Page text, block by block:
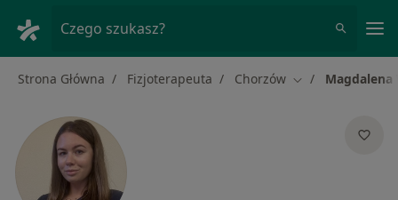
Czego szukasz?
Strona Główna Fizjoterapeuta Chorzów Zmień miasto
Magdalena